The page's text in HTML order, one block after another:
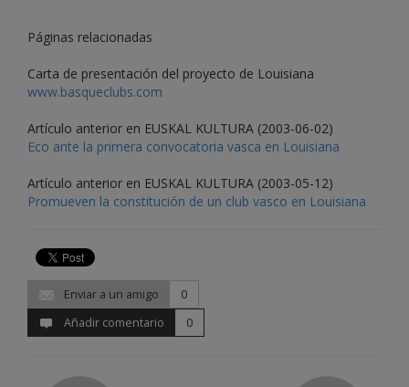
Páginas relacionadas
Carta de presentación del proyecto de Louisiana
www.basqueclubs.com
Artículo anterior en EUSKAL KULTURA (2003-06-02)
Eco ante la primera convocatoria vasca en Louisiana
Artículo anterior en EUSKAL KULTURA (2003-05-12)
Promueven la constitución de un club vasco en Louisiana
Enviar a un amigo
0
Añadir comentario
0